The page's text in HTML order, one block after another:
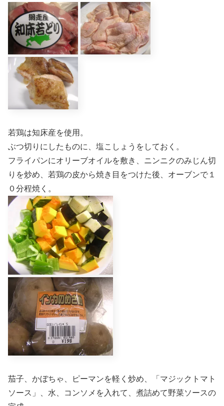
若鶏は知床産を使用。
ぶつ切りにしたものに、塩こしょうをしておく。
フライパンにオリーブオイルを敷き、ニンニクのみじん切
りを炒め、若鶏の皮から焼き目をつけた後、オーブンで１
０分程焼く。
茄子、かぼちゃ、ピーマンを軽く炒め、「マジックトマト
ソース」、水、コンソメを入れて、煮詰めて野菜ソースの